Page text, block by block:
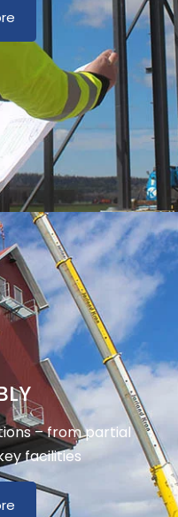
– from partial
facilities